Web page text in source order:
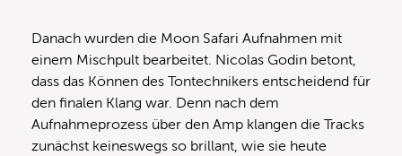
Danach wurden die Moon Safari Aufnahmen mit
einem Mischpult bearbeitet. Nicolas Godin betont,
dass das Können des Tontechnikers entscheidend für
den finalen Klang war. Denn nach dem
Aufnahmeprozess über den Amp klangen die Tracks
zunächst keineswegs so brillant, wie sie heute